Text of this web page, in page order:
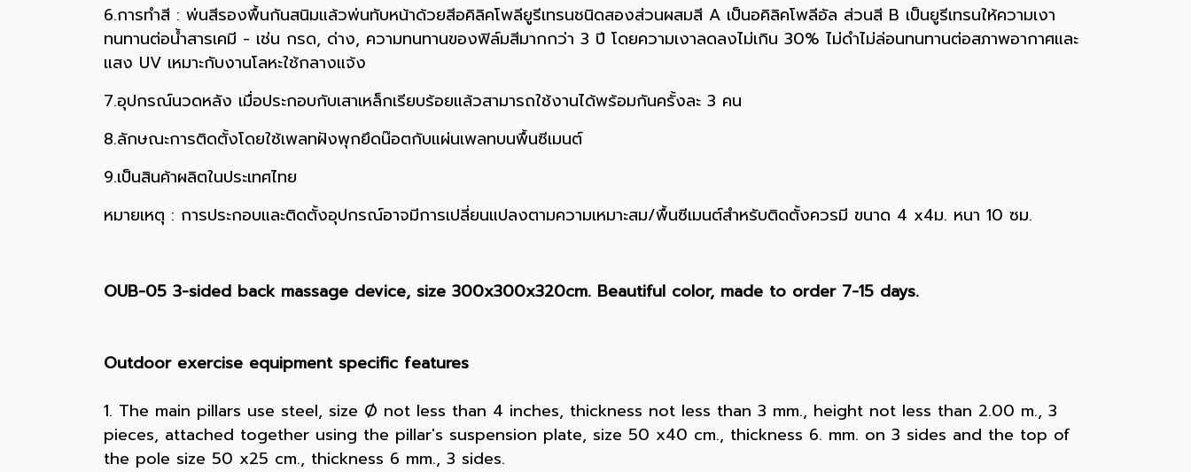
6.การทำสี : พ่นสีรองพื้นกันสนิมแล้วพ่นทับหน้าด้วยสีอคิลิคโพลียูรีเทรนชนิดสองส่วนผสมสี A เป็นอคิลิคโพลีอัล ส่วนสี B เป็นยูรีเทรนให้ความเงา
ทนทานต่อน้ำสารเคมี - เช่น กรด, ด่าง, ความทนทานของฟิล์มสีมากกว่า 3 ปี โดยความเงาลดลงไม่เกิน 30% ไม่ดำไม่ล่อนทนทานต่อสภาพอากาศและ
แสง UV เหมาะกับงานโลหะใช้กลางแจ้ง
7.อุปกรณ์นวดหลัง เมื่อประกอบกับเสาเหล็กเรียบร้อยแล้วสามารถใช้งานได้พร้อมกันครั้งละ 3 คน
8.ลักษณะการติดตั้งโดยใช้เพลทฝังพุกยึดน๊อตกับแผ่นเพลทบนพื้นซีเมนต์
9.เป็นสินค้าผลิตในประเทศไทย
️หมายเหตุ : การประกอบและติดตั้งอุปกรณ์อาจมีการเปลี่ยนแปลงตามความเหมาะสม/พื้นซีเมนต์สำหรับติดตั้งควรมี ขนาด 4 x4ม. หนา 10 ซม.
OUB-05 3-sided back massage device, size 300x300x320cm. Beautiful color, made to order 7-15 days.
Outdoor exercise equipment specific features
1. The main pillars use steel, size Ø not less than 4 inches, thickness not less than 3 mm., height not less than 2.00 m., 3
pieces, attached together using the pillar's suspension plate, size 50 x40 cm., thickness 6. mm. on 3 sides and the top of
the pole size 50 x25 cm., thickness 6 mm., 3 sides.